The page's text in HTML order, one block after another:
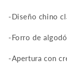
-Diseño chino
-Forro de
-Apertura con